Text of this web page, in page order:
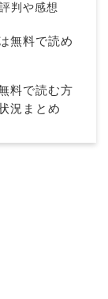
判や感想
無料で読め
料で読む方
況まとめ